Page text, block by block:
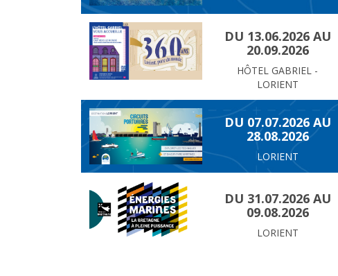
DU 13.06.2026 AU
20.09.2026
HÔTEL GABRIEL -
LORIENT
DU 07.07.2026 AU
28.08.2026
LORIENT
DU 31.07.2026 AU
09.08.2026
LORIENT